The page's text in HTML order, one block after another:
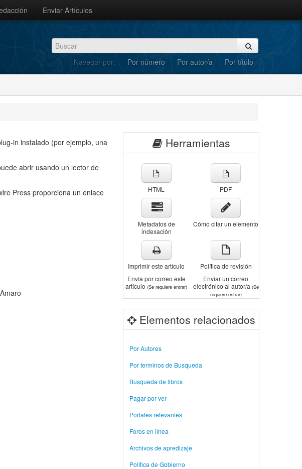
Enviar Artículos
Navegar por: Por número Por autor/a Por título
Herramientas
HTML PDF
Metadatos de
indexación
Cómo citar un elemento
Imprimir este artículo
Política de revisión
Envía por correo este
artículo(Se requiere entrar)
Enviar un correo
electrónico al autor/a (Se
requiere entrar)
Elementos relacionados
Por Autores
Por terminos de Busqueda
Busqueda de libros
Pagar-por-ver
Portales relevantes
Foros en linea
Archivos de apredizaje
Política de Gobierno
in instalado (por ejemplo, una
abrir usando un lector de
Press proporciona un enlace